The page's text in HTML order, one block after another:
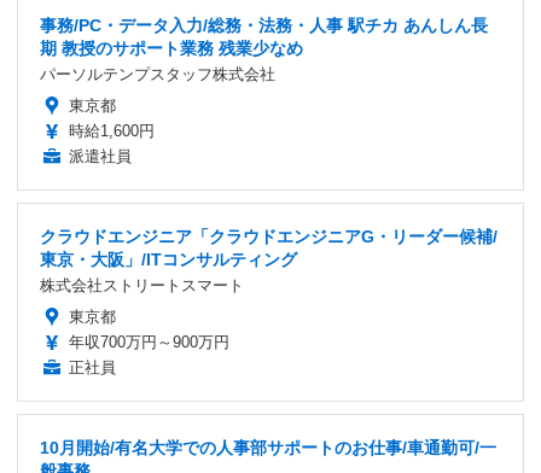
事務/PC・データ入力/総務・法務・人事 駅チカ あんしん長
期 教授のサポート業務 残業少なめ
パーソルテンプスタッフ株式会社
東京都
時給1,600円
派遣社員
クラウドエンジニア「クラウドエンジニアG・リーダー候補/
東京・大阪」/ITコンサルティング
株式会社ストリートスマート
東京都
年収700万円～900万円
正社員
10月開始/有名大学での人事部サポートのお仕事/車通勤可/一